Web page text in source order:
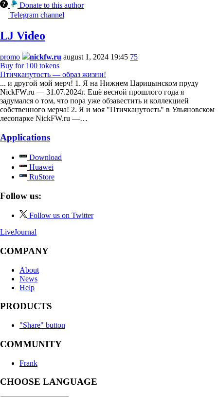
Donate to this author
Telegram channel
LJ Video
promo nickfw.ru august 1, 2024 19:45 75
Buy for 100 tokens
Птичканутость — образ жизни!
... и другой мой мерч! 1. Я на Нижнем Царицынском пруду
NickFW.ru — 31.07.2024г. Ещё весной прошлого года я
задумался о том, что пора уже обзавестить и коллекцией
собственного мерча! 2. Я и моя "Птичканутость" в Ульяновском
лесопарке NickFW.ru —…
Applications
Download
Huawei
RuStore
Follow us:
Follow us on Twitter
LiveJournal
COMPANY
About
News
Help
PRODUCTS
"Share" button
COMMUNITY
Frank
CHOOSE LANGUAGE